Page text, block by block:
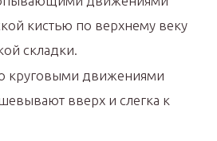
кистью по верхнему веку
складки.
круговыми движениями
вверх и слегка к